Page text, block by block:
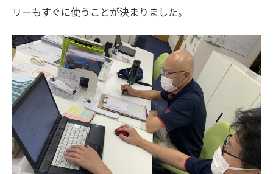
リーもすぐに使うことが決まりました。